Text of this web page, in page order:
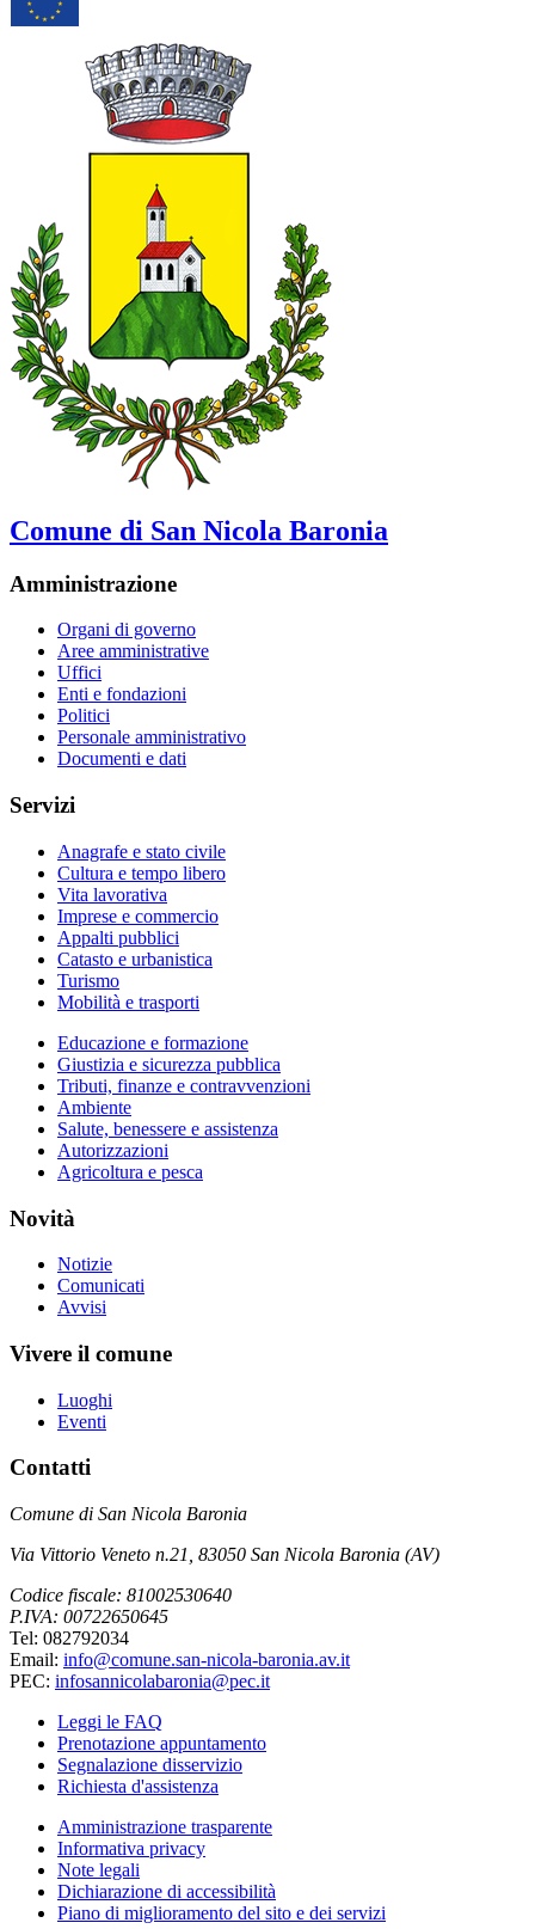
Comune di San Nicola Baronia
Amministrazione
Organi di governo
Aree amministrative
Uffici
Enti e fondazioni
Politici
Personale amministrativo
Documenti e dati
Servizi
Anagrafe e stato civile
Cultura e tempo libero
Vita lavorativa
Imprese e commercio
Appalti pubblici
Catasto e urbanistica
Turismo
Mobilità e trasporti
Educazione e formazione
Giustizia e sicurezza pubblica
Tributi, finanze e contravvenzioni
Ambiente
Salute, benessere e assistenza
Autorizzazioni
Agricoltura e pesca
Novità
Notizie
Comunicati
Avvisi
Vivere il comune
Luoghi
Eventi
Contatti
Comune di San Nicola Baronia
Via Vittorio Veneto n.21, 83050 San Nicola Baronia (AV)
Codice fiscale: 81002530640
P.IVA: 00722650645
Tel: 082792034
Email: info@comune.san-nicola-baronia.av.it
PEC: infosannicolabaronia@pec.it
Leggi le FAQ
Prenotazione appuntamento
Segnalazione disservizio
Richiesta d'assistenza
Amministrazione trasparente
Informativa privacy
Note legali
Dichiarazione di accessibilità
Piano di miglioramento del sito e dei servizi